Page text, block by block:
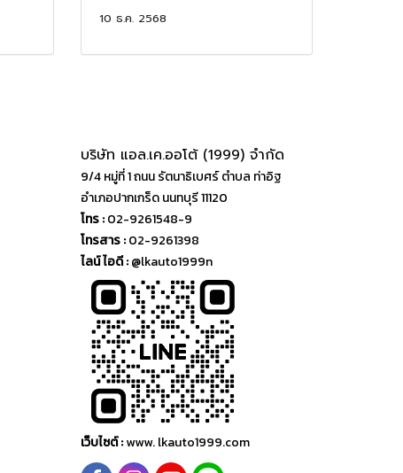
10 ธ.ค. 2568
บริษัท แอล.เค.ออโต้ (1999) จำกัด
9/4 หมู่ที่ 1 ถนน รัตนาธิเบศร์ ตำบล ท่าอิฐ
อำเภอปากเกร็ด นนทบุรี 11120
โทร :02-9261548-9
โทรสาร :02-9261398
ไลน์ ไอดี :@lkauto1999n
เว็บไซต์ :www. lkauto1999.com